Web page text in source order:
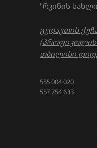
"რკინის
გუდაუთის
(პროფიკოლის
თბილისი
555 004 020
557 754 633